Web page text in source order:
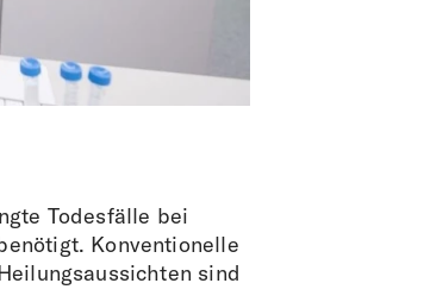
Todesfälle bei
Konventionelle
sind